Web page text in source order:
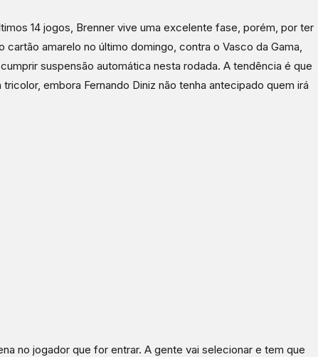
14 jogos, Brenner vive uma excelente fase, porém, por ter
cartão amarelo no último domingo, contra o Vasco da Gama,
suspensão automática nesta rodada. A tendência é que
tricolor, embora Fernando Diniz não tenha antecipado quem irá
no jogador que for entrar. A gente vai selecionar e tem que